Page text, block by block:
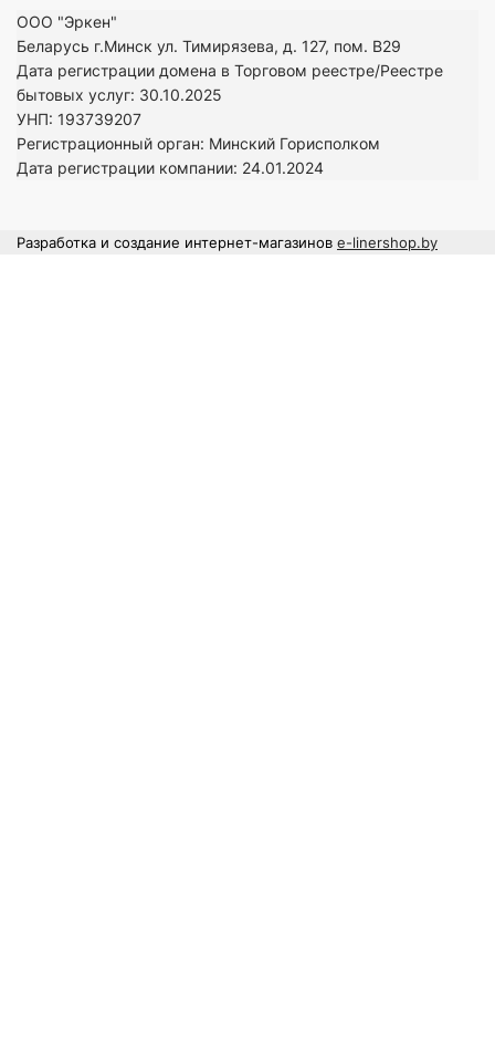
ООО "Эркен"
Беларусь г.Минск ул. Тимирязева, д. 127, пом. В29
Дата регистрации домена в Торговом реестре/Реестре
бытовых услуг: 30.10.2025
УНП: 193739207
Регистрационный орган: Минский Горисполком
Дата регистрации компании: 24.01.2024
Разработка и создание интернет-магазинов e-linershop.by